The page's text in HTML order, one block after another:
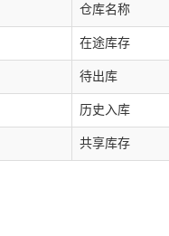
仓库名称
在途库存
待出库
历史入库
共享库存